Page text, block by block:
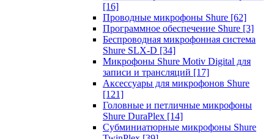
[16]
Проводные микрофоны Shure [62]
Программное обеспечение Shure [3]
Беспроводная микрофонная система
Shure SLX-D [34]
Микрофоны Shure Motiv Digital для
записи и трансляций [17]
Аксессуары для микрофонов Shure
[121]
Головные и петличные микрофоны
Shure DuraPlex [14]
Субминиатюрные микрофоны Shure